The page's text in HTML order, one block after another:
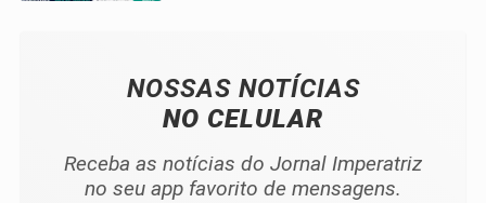
NOSSAS NOTÍCIAS
NO CELULAR
Receba as notícias do Jornal Imperatriz
no seu app favorito de mensagens.